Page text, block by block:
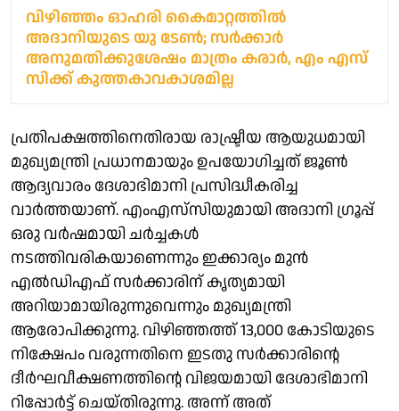
വിഴിഞ്ഞം ഓഹരി കൈമാറ്റത്തിൽ
അദാനിയുടെ യു ടേൺ; സർക്കാർ
അനുമതിക്കുശേഷം മാത്രം കരാർ, എം എസ്
സിക്ക് കുത്തകാവകാശമില്ല
പ്രതിപക്ഷത്തിനെതിരായ രാഷ്ട്രീയ ആയുധമായി
മുഖ്യമന്ത്രി പ്രധാനമായും ഉപയോഗിച്ചത് ജൂൺ
ആദ്യവാരം ദേശാഭിമാനി പ്രസിദ്ധീകരിച്ച
വാർത്തയാണ്. എംഎസ്‌സിയുമായി അദാനി ഗ്രൂപ്പ്
ഒരു വർഷമായി ചർച്ചകൾ
നടത്തിവരികയാണെന്നും ഇക്കാര്യം മുൻ
എൽഡിഎഫ് സർക്കാരിന് കൃത്യമായി
അറിയാമായിരുന്നുവെന്നും മുഖ്യമന്ത്രി
ആരോപിക്കുന്നു. വിഴിഞ്ഞത്ത് 13,000 കോടിയുടെ
നിക്ഷേപം വരുന്നതിനെ ഇടതു സർക്കാരിന്റെ
ദീർഘവീക്ഷണത്തിന്റെ വിജയമായി ദേശാഭിമാനി
റിപ്പോർട്ട് ചെയ്തിരുന്നു. അന്ന് അത്